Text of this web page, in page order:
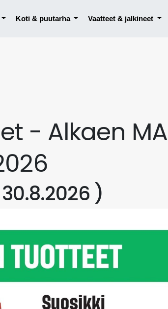
Koti & puutarha Vaatteet & jalkineet
- Alkaen MA
)